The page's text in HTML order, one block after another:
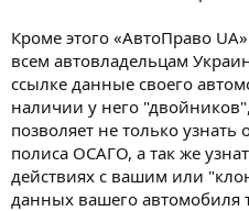
Кроме этого «АвтоПраво
всем автовладельцам
ссылке данные своего
наличии у него
позволяет не только
полиса ОСАГО, а так же
действиях с вашим или
данных вашего автомобиля